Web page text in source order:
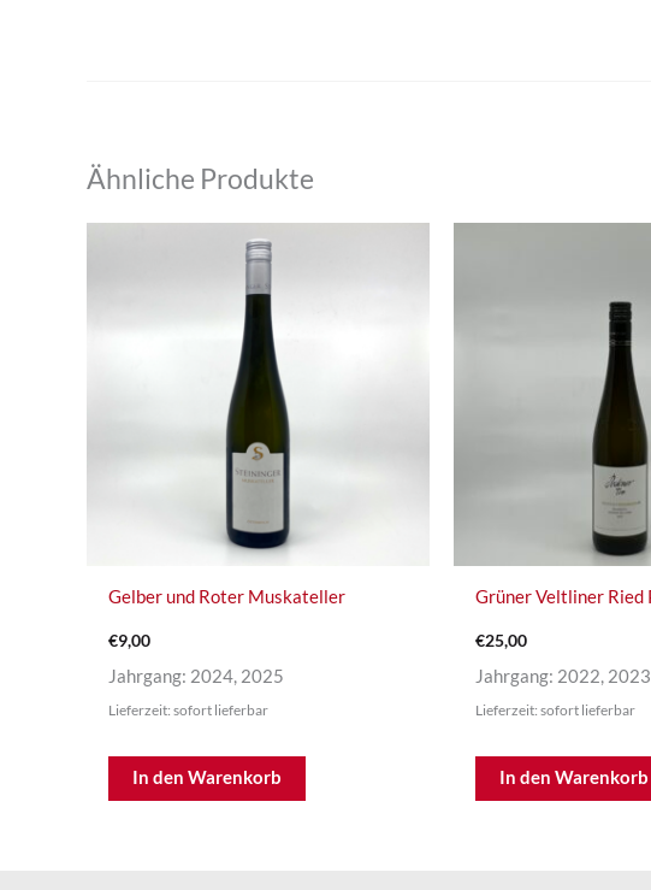
Ähnliche Produkte
Gelber und Roter Muskateller
€9,00
Jahrgang: 2024, 2025
Lieferzeit: sofort lieferbar
In den Warenkorb
€25,00
Jahrgang: 2022, 2023
Lieferzeit: sofort lieferbar
In den Warenkorb